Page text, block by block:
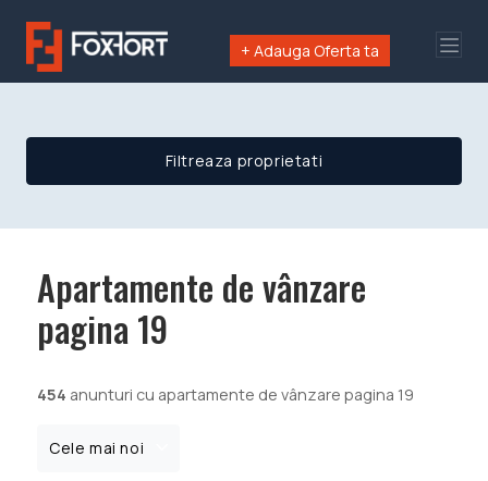
+ Adauga Oferta ta
Filtreaza proprietati
Apartamente de vânzare
pagina 19
454 anunturi cu apartamente de vânzare pagina 19
Cele mai noi